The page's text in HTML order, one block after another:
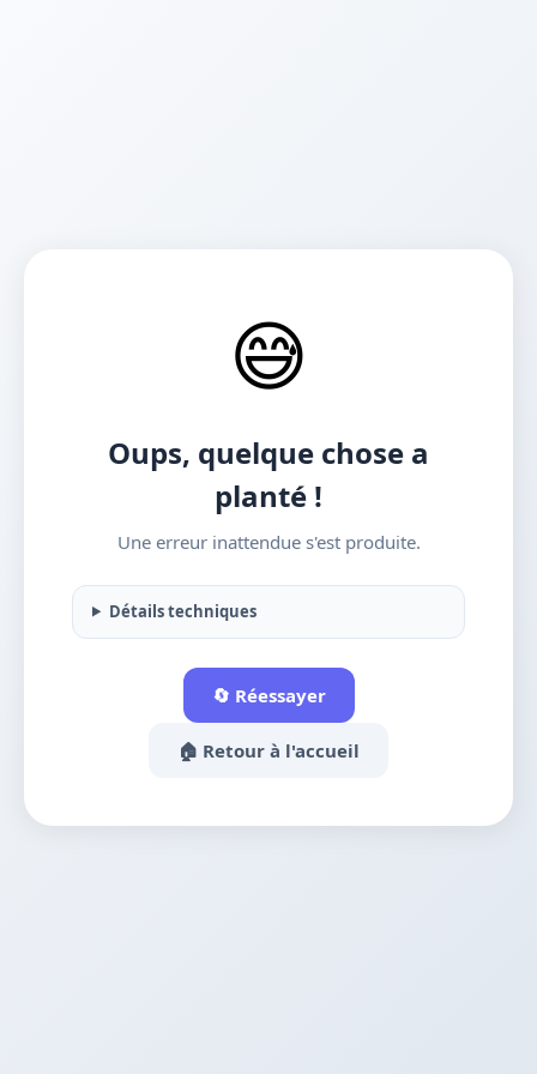
😅
Oups, quelque chose a
planté !
Une erreur inattendue s'est produite.
Détails techniques
🔄 Réessayer
🏠 Retour à l'accueil